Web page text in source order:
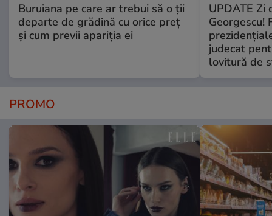
Buruiana pe care ar trebui să o ții
departe de grădină cu orice preț
și cum previi apariția ei
UPDATE Zi
Georgescu!
judecat
lovitură de
PROMO